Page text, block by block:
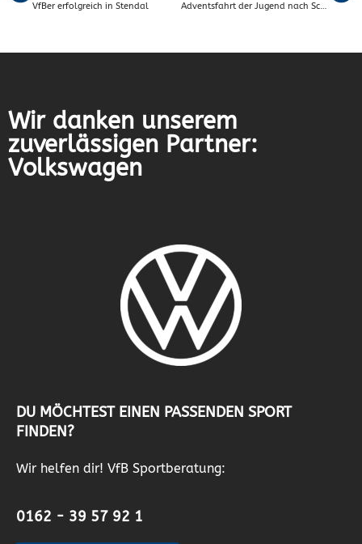
VfBer erfolgreich in Stendal Adventsfahrt der Jugend nach Schierke
Wir danken unserem
zuverlässigen Partner:
Volkswagen
DU MÖCHTEST EINEN PASSENDEN SPORT
FINDEN?
Wir helfen dir! VfB Sportberatung:
0162 - 39 57 92 1